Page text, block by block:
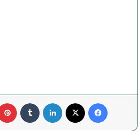
فيسبوك لينكدإن